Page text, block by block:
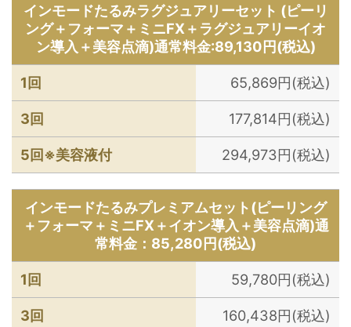
インモードたるみラグジュアリーセット (ピーリ
ング＋フォーマ＋ミニFX＋ラグジュアリーイオ
ン導入＋美容点滴)通常料金:89,130円(税込)
1回 65,869円(税込)
3回 177,814円(税込)
5回※美容液付 294,973円(税込)
インモードたるみプレミアムセット(ピーリング
＋フォーマ＋ミニFX＋イオン導入＋美容点滴)通
常料金：85,280円(税込)
1回 59,780円(税込)
3回 160,438円(税込)